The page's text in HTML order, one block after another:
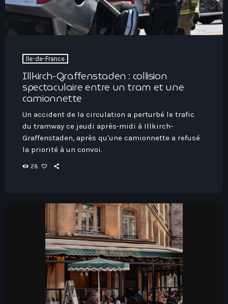
Ile-de-France
Illkirch-Graffenstaden : collision
spectaculaire entre un tram et une
camionnette
Un accident de la circulation a perturbé le trafic
du tramway ce jeudi après-midi à Illkirch-
Graffenstaden, après qu'une camionnette a refusé
la priorité à un convoi.
28